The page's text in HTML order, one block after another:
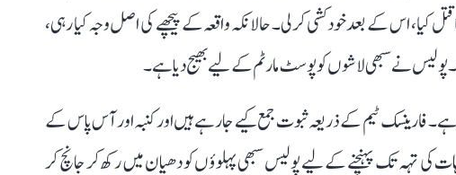
کیا، اس کے بعد خودکشی کرلی۔ حالانکہ واقعہ کے پیچھے کی اصل وجہ کیا رہی،
نے سبھی لاشوں کو پوسٹ مارٹم کے لیے بھیج دیا ہے۔
فارینسک ٹیم کے ذریعہ ثبوت جمع کیے جا رہے ہیں اور کنبہ اور آس پاس کے
کی تہہ تک پہنچنے کے لیے پولیس سبھی پہلوؤں کو دھیان میں رکھ کر جانچ کر